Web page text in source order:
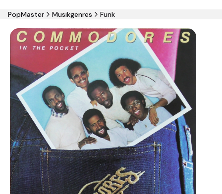
PopMaster Musikgenres Funk